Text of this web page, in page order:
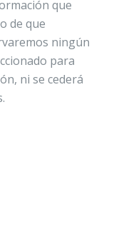
que
de que
ningún
para
ni se cederá